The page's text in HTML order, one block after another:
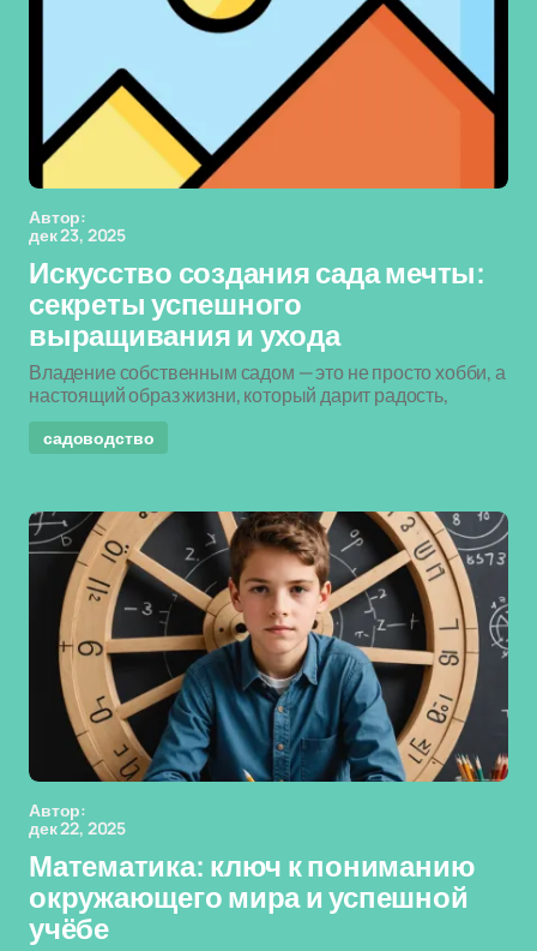
Автор:
дек 23, 2025
Искусство создания сада мечты:
секреты успешного
выращивания и ухода
Владение собственным садом — это не просто хобби, а
настоящий образ жизни, который дарит радость,
садоводство
Автор:
дек 22, 2025
Математика: ключ к пониманию
окружающего мира и успешной
учёбе